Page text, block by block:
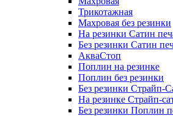
Трикотажная
Махровая без резинки
На резинки Сатин
Без резинки Сатин
АкваСтоп
Поплин на резинке
Поплин без резинки
Без резинки Страйп-
На резинке Страйп-
Без резинки Поплин